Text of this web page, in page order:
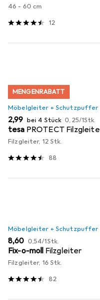
46 - 60 cm
12
MENGENRABATT
Möbelgleiter + Schutzpuffer
EUR
2,99 bei 4 Stück EUR
0,25/1Stk.
tesa PROTECT
Filzgleiter, 12 Stk.
88
Möbelgleiter + Schutzpuffer
EUR
8,60 EUR
0,54/1Stk.
Fix-o-moll Filzgleiter
Filzgleiter, 16 Stk.
82